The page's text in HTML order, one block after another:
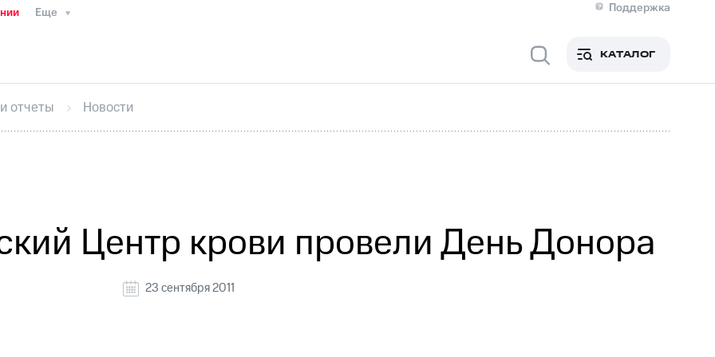
Еще
Поддержка
Медиа-центр
ИнтервьюФинансовая отчетностьКонтактыНовости в регионе
секретарьРаскрытие информации
кабинет акционераАкционерный капиталКонтроль и аудитРынок акций
КАТАЛОГ
отчеты Новости
Центр крови провели День Донора
23 сентября 2011